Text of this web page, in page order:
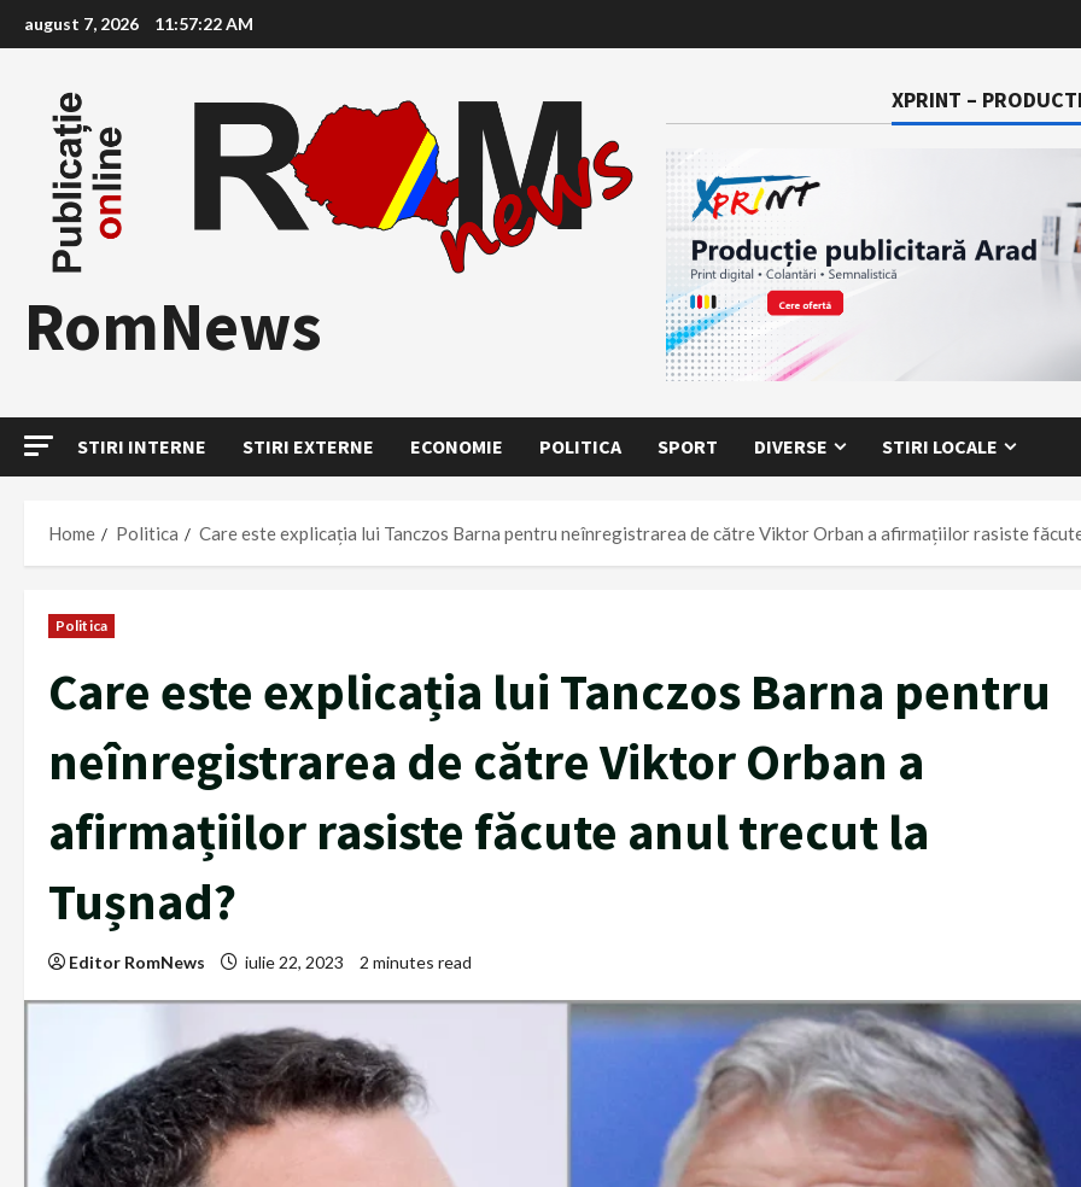
to
august 7, 2026 11:57:24 AM
RomNews
XPRINT –
STIRI INTERNE STIRI EXTERNE ECONOMIE POLITICA SPORT DIVERSE STIRI LOCALE
Home Politica Care este explicația lui Tanczos Barna pentru neînregistrarea de către Viktor Orban a afirmațiilor rasiste
Politica
Care este explicația lui Tanczos Barna pentru
neînregistrarea de către Viktor Orban a
afirmațiilor rasiste făcute anul trecut la
Tușnad?
Editor RomNews iulie 22, 2023 2 minutes read